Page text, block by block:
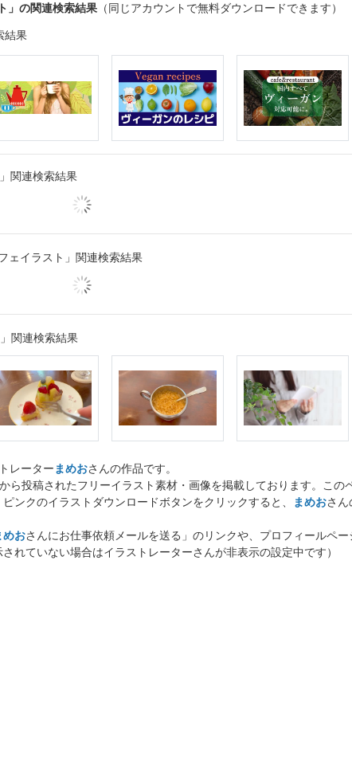
」の関連検索結果 （同じアカウントで無料ダウンロードできます）
結果
関連検索結果
ェイラスト」関連検索結果
関連検索結果
レーター まめおさんの作品です。
ら投稿されたフリーイラスト素材・画像を掲載しております。この
ピンクのイラストダウンロードボタンをクリックすると、 まめおさん
めおさんにお仕事依頼メールを送る」のリンクや、プロフィールペ
れていない場合はイラストレーターさんが非表示の設定中です）